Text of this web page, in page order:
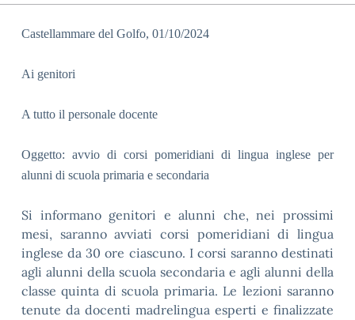
Castellammare del Golfo, 01/10/2024
Ai genitori
A tutto il personale docente
Oggetto: avvio di corsi pomeridiani di lingua inglese per
alunni di scuola primaria e secondaria
Si informano genitori e alunni che, nei prossimi
mesi, saranno avviati corsi pomeridiani di lingua
inglese da 30 ore ciascuno. I corsi saranno destinati
agli alunni della scuola secondaria e agli alunni della
classe quinta di scuola primaria. Le lezioni saranno
tenute da docenti madrelingua esperti e finalizzate